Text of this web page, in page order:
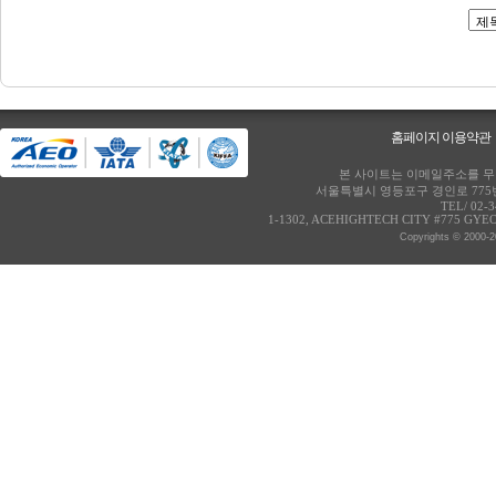
홈페이지 이용약관
본 사이트는 이메일주소를
서울특별시 영등포구 경인로
TEL/ 02-
1-1302, ACEHIGHTECH CITY #775
Copyrights © 2000-